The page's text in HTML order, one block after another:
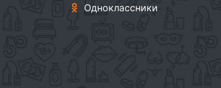
Одноклассники